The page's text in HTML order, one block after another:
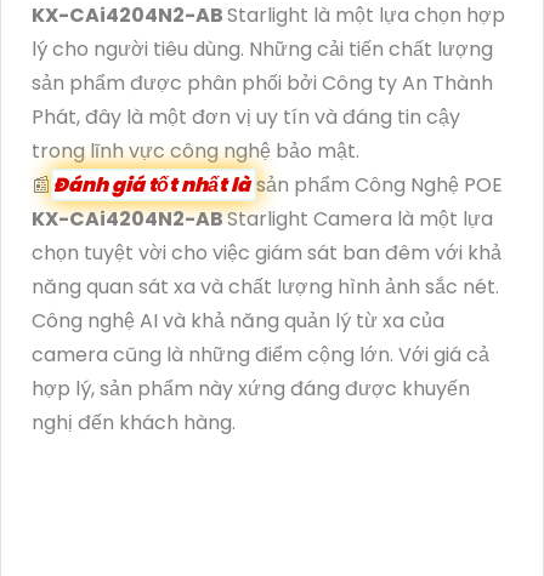
KX-CAi4204N2-ABStarlight là một lựa chọn hợp
lý cho người tiêu dùng. Những cải tiến chất lượng
sản phẩm được phân phối bởi Công ty An Thành
Phát, đây là một đơn vị uy tín và đáng tin cậy
trong lĩnh vực công nghệ bảo mật.
📰 Đánh giá tốt nhất làsản phẩm Công Nghệ POE
KX-CAi4204N2-ABStarlight Camera là một lựa
chọn tuyệt vời cho việc giám sát ban đêm với khả
năng quan sát xa và chất lượng hình ảnh sắc nét.
Công nghệ AI và khả năng quản lý từ xa của
camera cũng là những điểm cộng lớn. Với giá cả
hợp lý, sản phẩm này xứng đáng được khuyến
nghị đến khách hàng.